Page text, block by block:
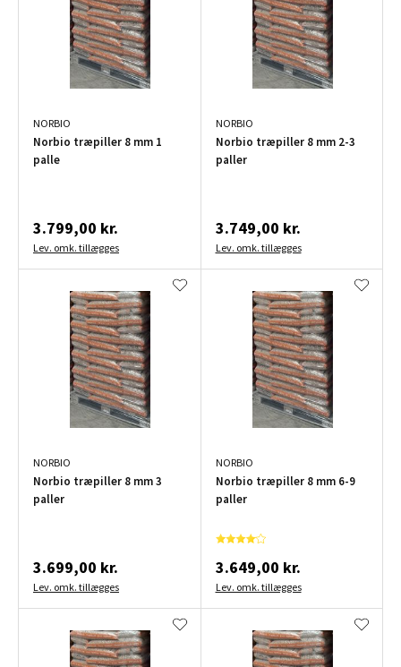
NORBIO
Norbio træpiller 8 mm 1
palle
3.799,00 kr.
Lev. omk. tillægges
NORBIO
Norbio træpiller 8 mm 2-3
paller
3.749,00 kr.
Lev. omk. tillægges
NORBIO
Norbio træpiller 8 mm 3
paller
3.699,00 kr.
Lev. omk. tillægges
NORBIO
Norbio træpiller 8 mm 6-9
paller
3.649,00 kr.
Lev. omk. tillægges